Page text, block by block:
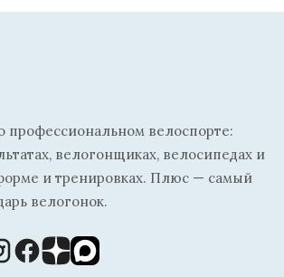
профессиональном велоспорте:
велогонщиках, велосипедах и
и тренировках. Плюс — самый
велогонок.